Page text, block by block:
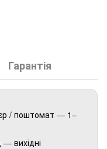
Гарантія
/ поштомат — 1–
вихідні